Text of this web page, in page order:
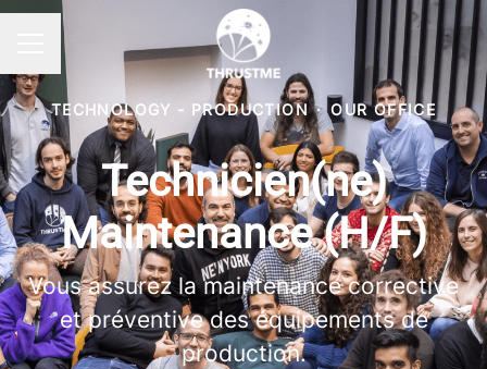
Career menu
TECHNOLOGY - PRODUCTION · OUR OFFICE
Technicien(ne)
Maintenance (H/F)
Vous assurez la maintenance corrective
et préventive des équipements de
production.